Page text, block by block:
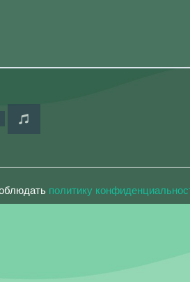
политику